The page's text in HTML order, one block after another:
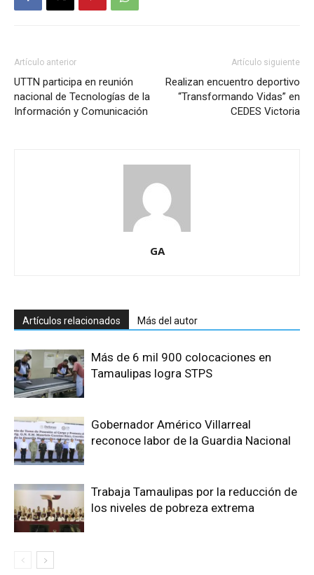
Artículo anterior
UTTN participa en reunión
nacional de Tecnologías de la
Información y Comunicación
Artículo siguiente
Realizan encuentro deportivo
“Transformando Vidas” en
CEDES Victoria
GA
Artículos relacionados Más del autor
Más de 6 mil 900 colocaciones en
Tamaulipas logra STPS
Gobernador Américo Villarreal
reconoce labor de la Guardia Nacional
Trabaja Tamaulipas por la reducción de
los niveles de pobreza extrema